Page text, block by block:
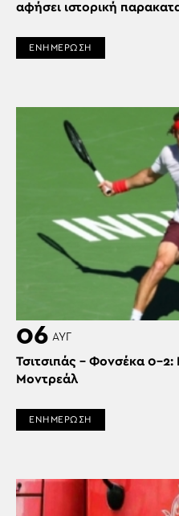
αφήσει ιστορική
ΕΝΗΜΕΡΩΣΗ
06 ΑΥΓ
Τσιτσιπάς – Φονσέκα 0-2:
Μοντρεάλ
ΕΝΗΜΕΡΩΣΗ